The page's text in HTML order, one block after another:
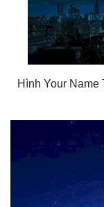
Hình Your